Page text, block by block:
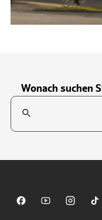
Wonach suchen
Suchfeld
Sparkasse auf Facebook
Sparkasse auf